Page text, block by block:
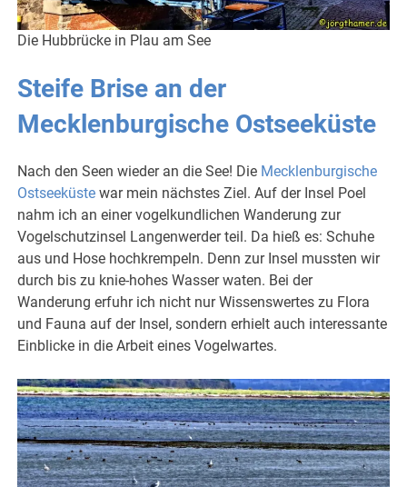
Die Hubbrücke in Plau am See
Steife Brise an der
Mecklenburgische Ostseeküste
Nach den Seen wieder an die See! Die Mecklenburgische
Ostseeküste war mein nächstes Ziel. Auf der Insel Poel
nahm ich an einer vogelkundlichen Wanderung zur
Vogelschutzinsel Langenwerder teil. Da hieß es: Schuhe
aus und Hose hochkrempeln. Denn zur Insel mussten wir
durch bis zu knie-hohes Wasser waten. Bei der
Wanderung erfuhr ich nicht nur Wissenswertes zu Flora
und Fauna auf der Insel, sondern erhielt auch interessante
Einblicke in die Arbeit eines Vogelwartes.